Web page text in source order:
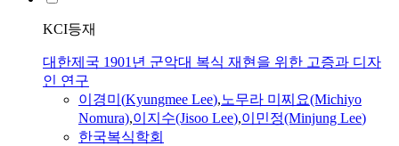
KCI등재
대한제국 1901년 군악대 복식 재현을 위한 고증과 디자
인 연구
이경미 (Kyungmee Lee),노무라 미찌요(Michiyo
Nomura),이지수(Jisoo Lee),이민정(Minjung Lee)
한국복식학회